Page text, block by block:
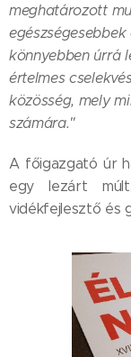
meghatározott
könnyebben úrrá
értelmes
közösség, mely
számára."
A főigazgató úr
egy lezárt
vidékfejlesztő és